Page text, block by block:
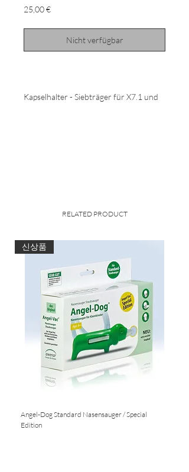
25,00 €Preis
Nicht verfügbar
Kapselhalter - Siebträger für X7.1 und
RELATED PRODUCT
신상품
Angel-Dog Standard Nasensauger / Special
Edition